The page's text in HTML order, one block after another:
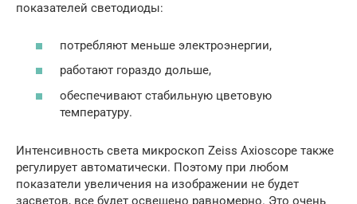
показателей светодиоды:
потребляют меньше электроэнергии,
работают гораздо дольше,
обеспечивают стабильную цветовую
температуру.
Интенсивность света микроскоп Zeiss Axioscope также
регулирует автоматически. Поэтому при любом
показатели увеличения на изображении не будет
засветов, все будет освещено равномерно. Это очень